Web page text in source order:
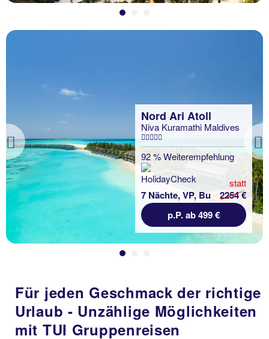
Previous
Nord Ari Atoll
Niva Kuramathi Maldives
92 % Weiterempfehlung
7 Nächte, VP, Bu
statt
2254 €
p.P. ab 499 €
Für jeden Geschmack der richtige
Urlaub - Unzählige Möglichkeiten
mit TUI Gruppenreisen